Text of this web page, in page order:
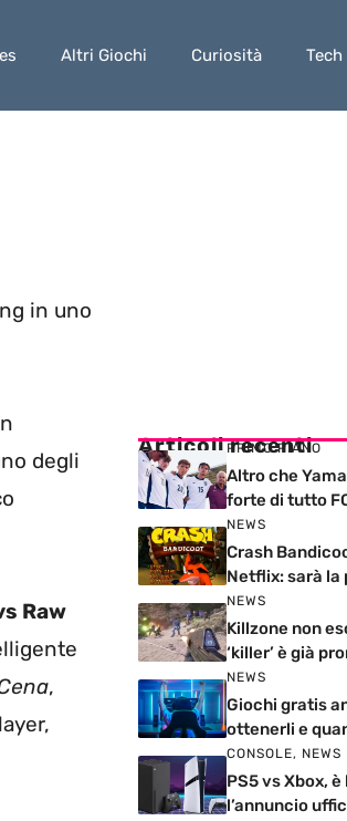
Altri Giochi Curiosità Tech
in uno
degli
Raw
,
Articoli recenti
PRIMO PIANO
Altro che
forte di tutto
NEWS
Crash
Netflix: sarà la
NEWS
Killzone non
‘killer’ è già
NEWS
Giochi gratis
ottenerli e
CONSOLE, NEWS
PS5 vs Xbox, è
l’annuncio